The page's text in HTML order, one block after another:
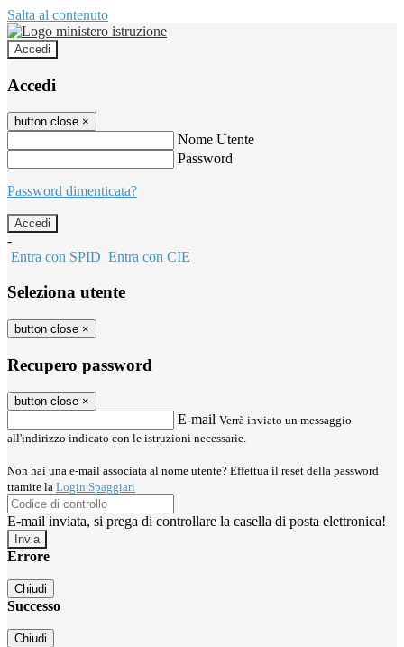
Salta al contenuto
Accedi
Accedi
button close ×
Nome Utente
Password
Password dimenticata?
-
Entra con SPID Entra con CIE
Seleziona utente
button close ×
Recupero password
button close ×
E-mail Verrà inviato un messaggio
all'indirizzo indicato con le istruzioni necessarie.
Non hai una e-mail associata al nome utente? Effettua il reset della password
tramite la Login Spaggiari
E-mail inviata, si prega di controllare la casella di posta elettronica!
Errore
Chiudi
Successo
Chiudi